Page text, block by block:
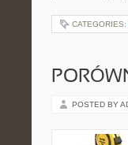
CATEGORIES:
POSTED BY